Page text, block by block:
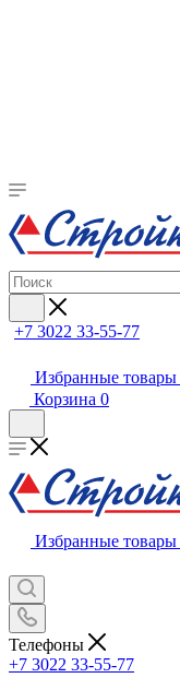
+7 3022 33-55-77
Избранные товары
Корзина 0
Избранные товары
Телефоны
+7 3022 33-55-77